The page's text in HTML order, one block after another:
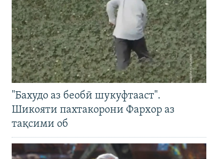
"Бахудо аз беобӣ шукуфтааст".
Шикояти пахтакорони Фархор аз
тақсими об